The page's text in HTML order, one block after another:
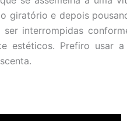
giratório e depois
interrompidas
estéticos. Prefiro usar a